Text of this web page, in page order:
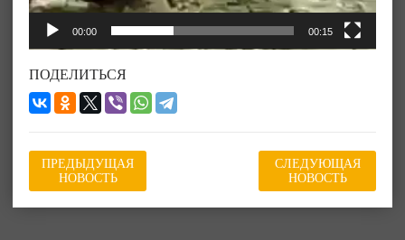
00:00 00:15
ПОДЕЛИТЬСЯ
ПРЕДЫДУЩАЯ
НОВОСТЬ
СЛЕДУЮЩАЯ
НОВОСТЬ